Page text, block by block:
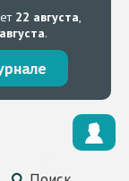
22 августа,
.